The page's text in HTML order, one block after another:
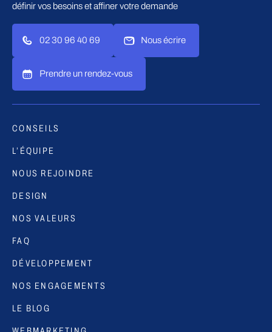
définir vos besoins et affiner votre demande
02 30 96 40 69 Nous écrire
Prendre un rendez-vous
CONSEILS
L’ÉQUIPE
NOUS REJOINDRE
DESIGN
NOS VALEURS
FAQ
DÉVELOPPEMENT
NOS ENGAGEMENTS
LE BLOG